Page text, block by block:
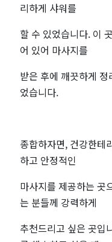
리하게 샤워를
할 수 있었습니다. 이
어 있어 마사지를
받은 후에 깨끗하게
었습니다.
종합하자면, 건강한테
하고 안정적인
마사지를 제공하는 곳
는 분들께 강력하게
추천드리고 싶은 곳입